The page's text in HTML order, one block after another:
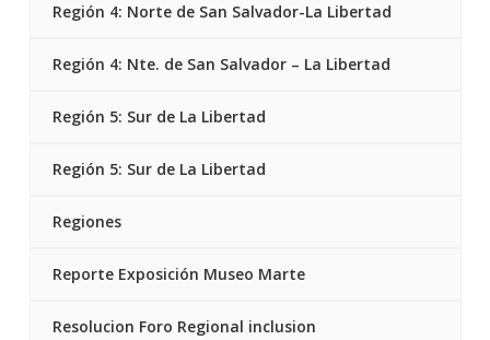
Región 4: Norte de San Salvador-La Libertad
Región 4: Nte. de San Salvador – La Libertad
Región 5: Sur de La Libertad
Región 5: Sur de La Libertad
Regiones
Reporte Exposición Museo Marte
Resolucion Foro Regional inclusion